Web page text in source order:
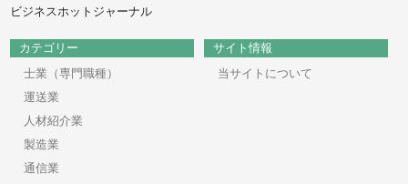
ビジネスホットジャーナル
カテゴリー
士業（専門職種）
運送業
人材紹介業
製造業
通信業
サイト情報
当サイトについて